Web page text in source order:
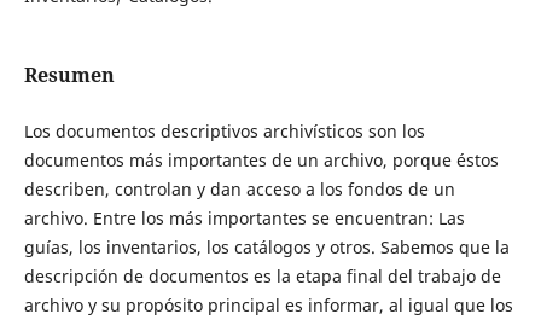
Resumen
Los documentos descriptivos archivísticos son los
documentos más importantes de un archivo, porque éstos
describen, controlan y dan acceso a los fondos de un
archivo. Entre los más importantes se encuentran: Las
guías, los inventarios, los catálogos y otros. Sabemos que la
descripción de documentos es la etapa final del trabajo de
archivo y su propósito principal es informar, al igual que los